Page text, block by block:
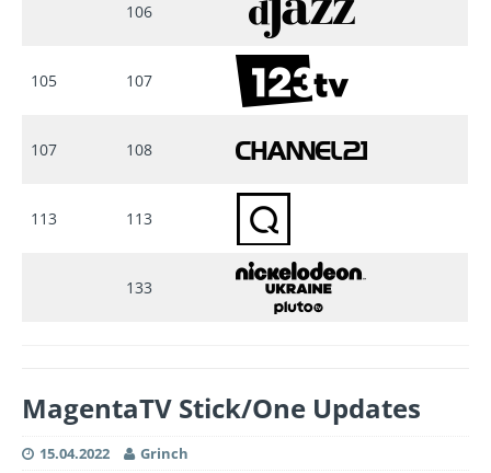
106
105 107
107 108
113 113
133
MagentaTV Stick/One Updates
15.04.2022 Grinch